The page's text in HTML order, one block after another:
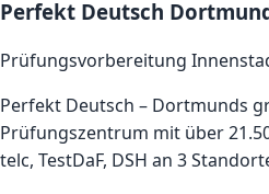
Perfekt Deutsch
Prüfungsvorbereitung
Perfekt Deutsch – Dortmunds
Prüfungszentrum mit über
telc, TestDaF, DSH an 3